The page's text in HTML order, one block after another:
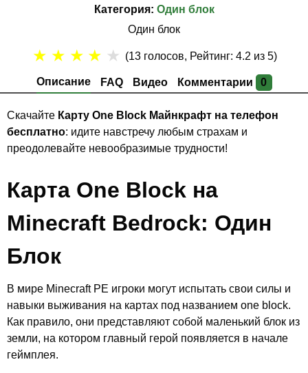
Категория: Один блок
Один блок
Описание FAQ Видео Комментарии 0
★ ★ ★ ★ ★ (13 голосов, Рейтинг:4.2 из 5)
Скачайте Карту One Block Майнкрафт на телефон
бесплатно: идите навстречу любым страхам и
преодолевайте невообразимые трудности!
Карта One Block на
Minecraft Bedrock: Один
Блок
В мире Minecraft PE игроки могут испытать свои силы и
навыки выживания на картах под названием one block.
Как правило, они представляют собой маленький блок из
земли, на котором главный герой появляется в начале
геймплея.